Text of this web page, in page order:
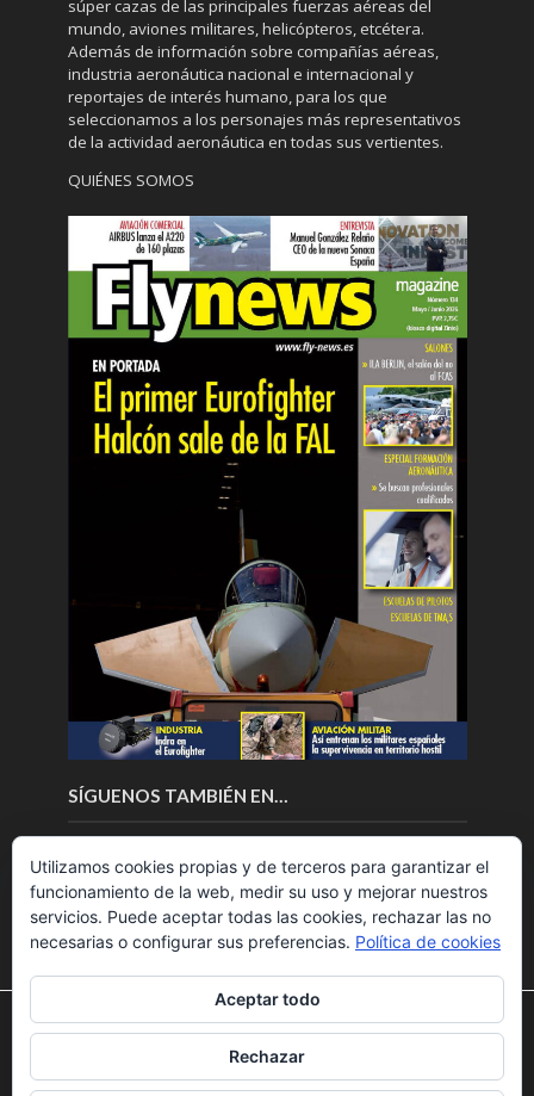
súper cazas de las principales fuerzas aéreas del
mundo, aviones militares, helicópteros, etcétera.
Además de información sobre compañías aéreas,
industria aeronáutica nacional e internacional y
reportajes de interés humano, para los que
seleccionamos a los personajes más representativos
de la actividad aeronáutica en todas sus vertientes.
QUIÉNES SOMOS
SÍGUENOS TAMBIÉN EN…
Copyright © 2018.Fly News.Noticias aerospacial
UAS aviación comercial
Utilizamos cookies para ofrecerte la mejor experiencia en
nuestra web.
Puedes aprender más sobre qué cookies utilizamos o
desactivarlas en losajustes.
Utilizamos cookies propias y de terceros para garantizar el
funcionamiento de la web, medir su uso y mejorar nuestros
servicios. Puede aceptar todas las cookies, rechazar las no
necesarias o configurar sus preferencias. Política de cookies
Aceptar todo
Rechazar